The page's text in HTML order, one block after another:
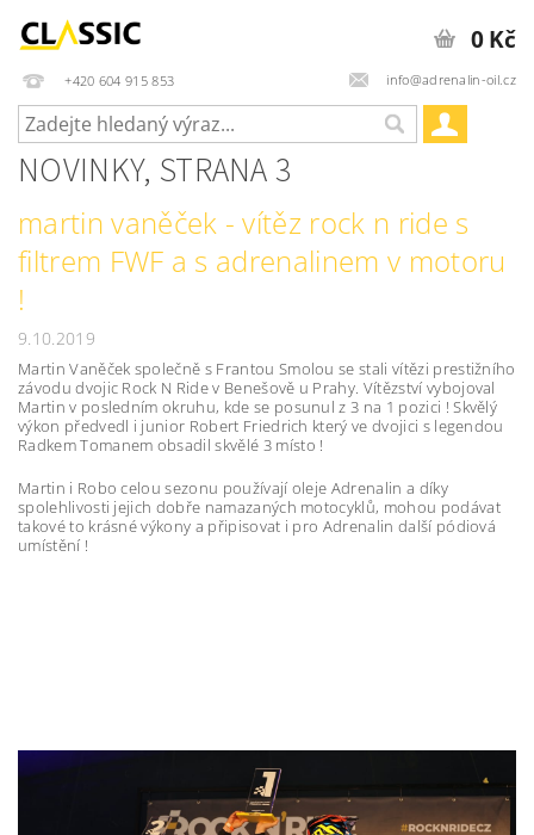
+420 604 915 853 info@adrenalin-oil.cz
0 Kč
NOVINKY, STRANA 3
martin vaněček - vítěz rock n ride s
filtrem FWF a s adrenalinem v motoru
!
9.10.2019
Martin Vaněček společně s Frantou Smolou se stali vítězi prestižního
závodu dvojic Rock N Ride v Benešově u Prahy. Vítězství vybojoval
Martin v posledním okruhu, kde se posunul z 3 na 1 pozici ! Skvělý
výkon předvedl i junior Robert Friedrich který ve dvojici s legendou
Radkem Tomanem obsadil skvělé 3 místo !
Martin i Robo celou sezonu používají oleje Adrenalin a díky
spolehlivosti jejich dobře namazaných motocyklů, mohou podávat
takové to krásné výkony a připisovat i pro Adrenalin další pódiová
umístění !